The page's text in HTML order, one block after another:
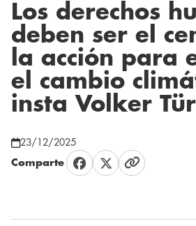
Los derechos
deben ser el
la acción para
el cambio
insta Volker
23/12/2025
Comparte